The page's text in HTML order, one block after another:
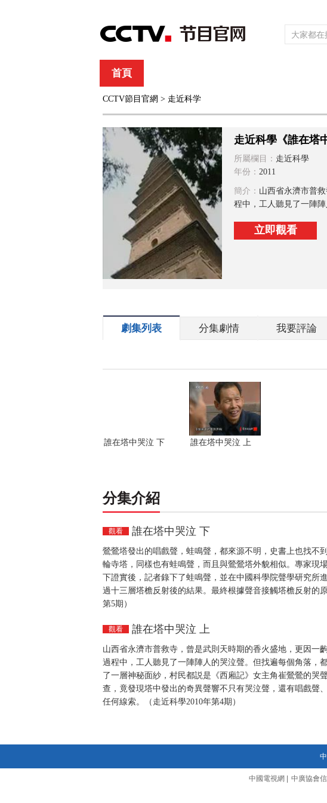
首頁
綜合 新聞 財經 綜藝
CCTV節目官網 > 走近科学
走近科學《誰在塔
所屬欄目： 走近科學
年份： 2011
簡介： 山西省永濟市普
程中，工人聽見了一陣
立即觀看
劇集列表 分集劇情 我要評論
誰在塔中哭泣 下 誰在塔中哭泣 上
分集介紹
觀看 誰在塔中哭泣 下
鶯鶯塔發出的唱戲聲，蛙鳴聲，都來源不明，史書上也找不
輪寺塔，同樣也有蛙鳴聲，而且與鶯鶯塔外貌相似。專家現
下證實後，記者錄下了蛙鳴聲，並在中國科學院聲學研究所
過十三層塔檐反射後的結果。最終根據聲音接觸塔檐反射的
第5期）
觀看 誰在塔中哭泣 上
山西省永濟市普救寺，曾是武則天時期的香火盛地，更因一
過程中，工人聽見了一陣陣人的哭泣聲。但找遍每個角落，
了一層神秘面紗，村民都説是《西廂記》女主角崔鶯鶯的哭
查，竟發現塔中發出的奇異聲響不只有哭泣聲，還有唱戲聲
任何線索。（走近科學2010年第4期）
中國電視網 中廣協會